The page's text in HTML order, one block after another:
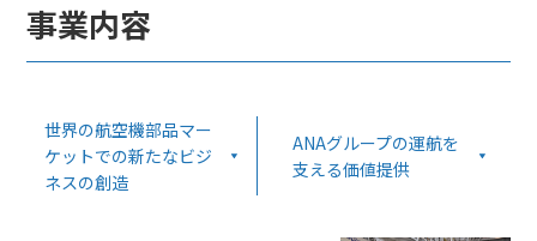
事業内容
世界の航空機部品マー
ケットでの新たなビジ
ネスの創造
ANAグループの運航を
支える価値提供